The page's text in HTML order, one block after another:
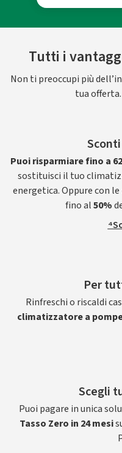
Tutti i
Non ti preoccupi più
tua
Puoi risparmiare fino a
sostituisci il tuo
energetica. Oppure con le
fino al50%
Per
Rinfreschi o riscaldi
climatizzatore a
Scegli
Puoi pagare in unica
Tasso Zero in 24 mesi